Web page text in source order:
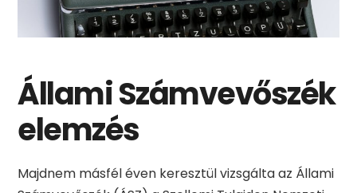
Állami Számvevőszék
elemzés
Majdnem másfél éven keresztül vizsgálta az Állami